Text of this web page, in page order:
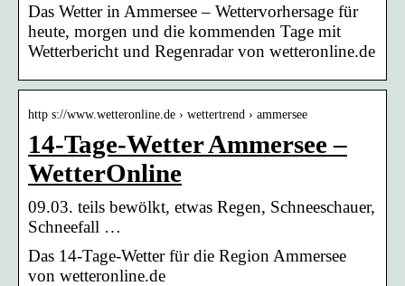
Das Wetter in Ammersee – Wettervorhersage für
heute, morgen und die kommenden Tage mit
Wetterbericht und Regenradar von wetteronline.de
http s://www.wetteronline.de › wettertrend › ammersee
14-Tage-Wetter Ammersee –
WetterOnline
09.03. teils bewölkt, etwas Regen, Schneeschauer,
Schneefall …
Das 14-Tage-Wetter für die Region Ammersee
von wetteronline.de